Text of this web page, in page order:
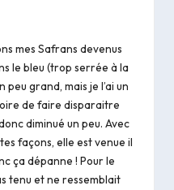
mes Safrans devenus
le bleu (trop serrée à la
grand, mais je l’ai un
de faire disparaitre
diminué un peu. Avec
façons, elle est venue il
ça dépanne ! Pour le
tenu et ne ressemblait